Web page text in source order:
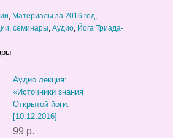
, Материалы за 2016 год,
семинары, Аудио, Йога Триада-
Аудио лекция:
«Источники знания
Открытой йоги.
[10.12.2016]
99 р.